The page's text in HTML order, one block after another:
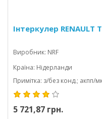
Інтеркулер RENAULT
Виробник: NRF
Країна: Нідерланди
5 721,87 грн.